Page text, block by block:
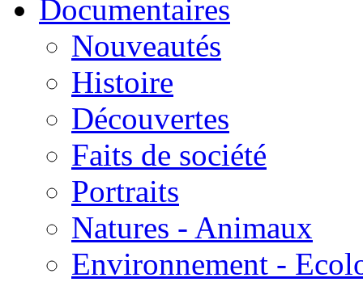
Documentaires
Nouveautés
Histoire
Découvertes
Faits de société
Portraits
Natures - Animaux
Environnement -